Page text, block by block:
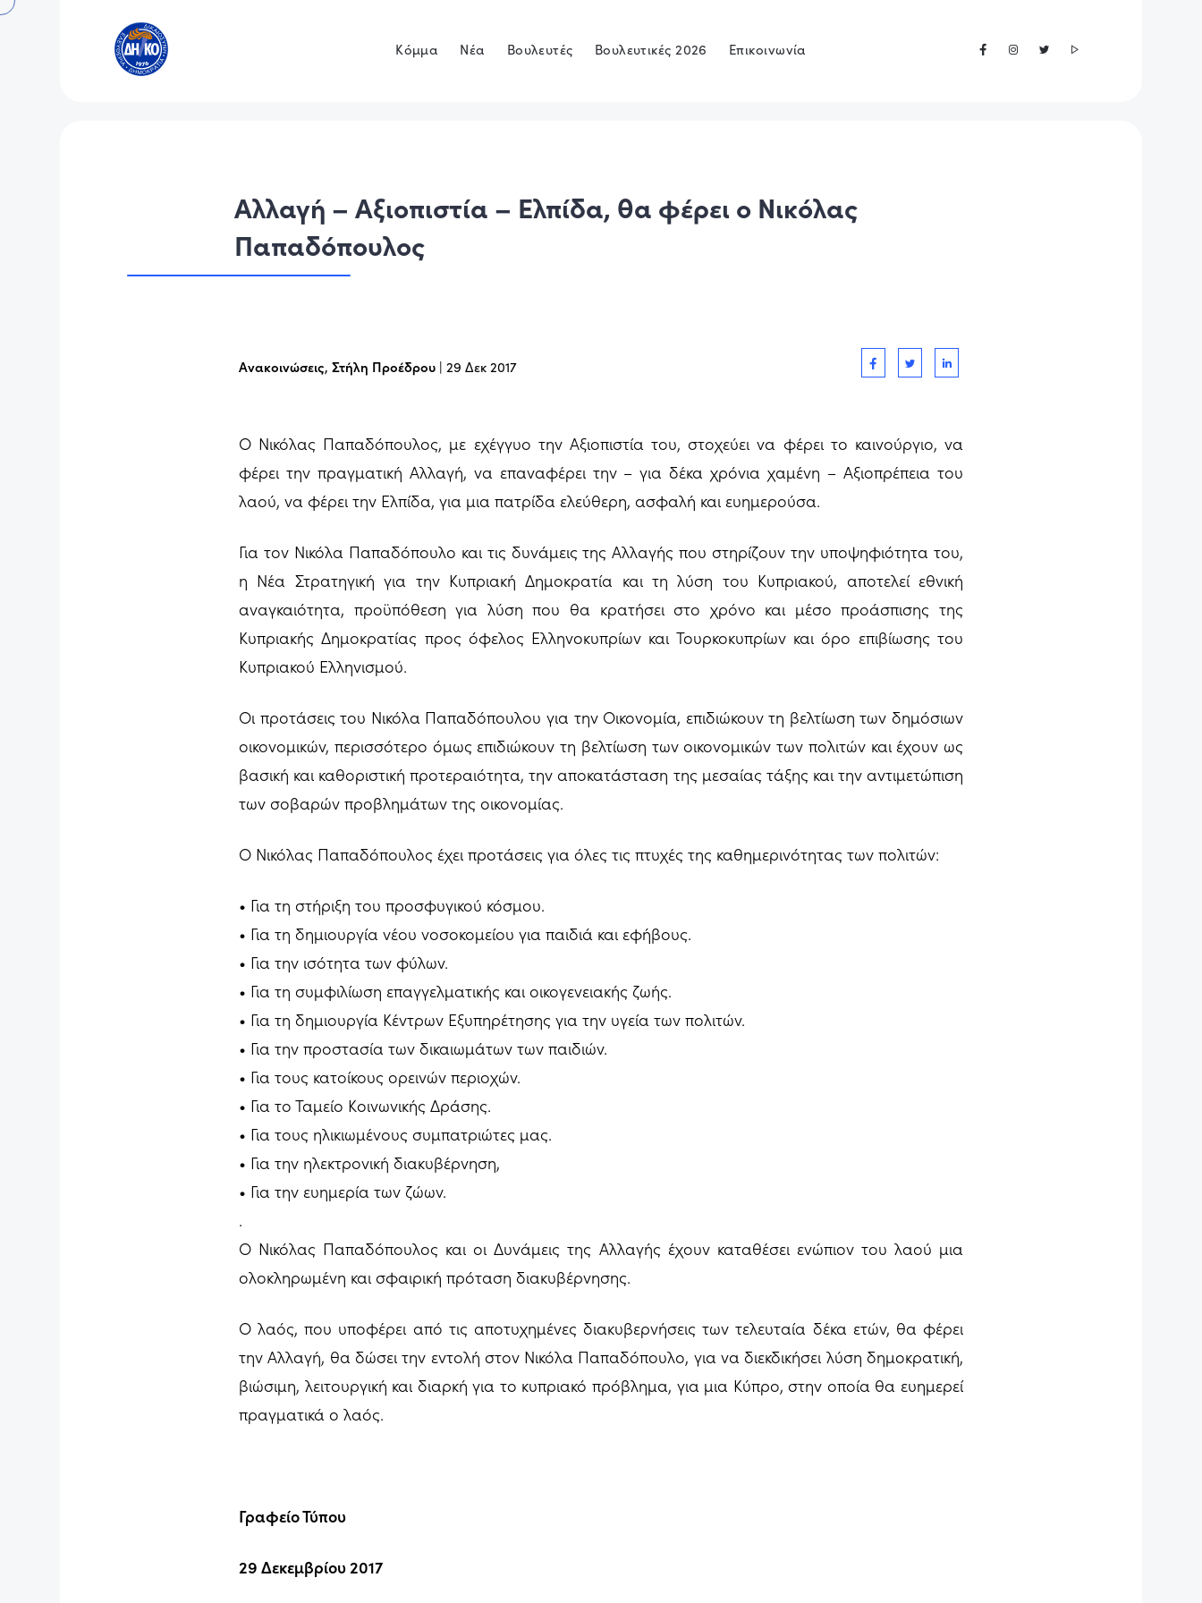
Κόμμα Νέα Βουλευτές Βουλευτικές 2026 Επικοινωνία
Αλλαγή – Αξιοπιστία – Ελπίδα, θα φέρει ο Νικόλας
Παπαδόπουλος
Ανακοινώσεις, Στήλη Προέδρου | 29 Δεκ 2017
Ο Νικόλας Παπαδόπουλος, με εχέγγυο την Αξιοπιστία του, στοχεύει να φέρει το καινούργιο, να
φέρει την πραγματική Αλλαγή, να επαναφέρει την – για δέκα χρόνια χαμένη – Αξιοπρέπεια του
λαού, να φέρει την Ελπίδα, για μια πατρίδα ελεύθερη, ασφαλή και ευημερούσα.
Για τον Νικόλα Παπαδόπουλο και τις δυνάμεις της Αλλαγής που στηρίζουν την υποψηφιότητα του,
η Νέα Στρατηγική για την Κυπριακή Δημοκρατία και τη λύση του Κυπριακού, αποτελεί εθνική
αναγκαιότητα, προϋπόθεση για λύση που θα κρατήσει στο χρόνο και μέσο προάσπισης της
Κυπριακής Δημοκρατίας προς όφελος Ελληνοκυπρίων και Τουρκοκυπρίων και όρο επιβίωσης του
Κυπριακού Ελληνισμού.
Οι προτάσεις του Νικόλα Παπαδόπουλου για την Οικονομία, επιδιώκουν τη βελτίωση των δημόσιων
οικονομικών, περισσότερο όμως επιδιώκουν τη βελτίωση των οικονομικών των πολιτών και έχουν ως
βασική και καθοριστική προτεραιότητα, την αποκατάσταση της μεσαίας τάξης και την αντιμετώπιση
των σοβαρών προβλημάτων της οικονομίας.
Ο Νικόλας Παπαδόπουλος έχει προτάσεις για όλες τις πτυχές της καθημερινότητας των πολιτών:
• Για τη στήριξη του προσφυγικού κόσμου.
• Για τη δημιουργία νέου νοσοκομείου για παιδιά και εφήβους.
• Για την ισότητα των φύλων.
• Για τη συμφιλίωση επαγγελματικής και οικογενειακής ζωής.
• Για τη δημιουργία Κέντρων Εξυπηρέτησης για την υγεία των πολιτών.
• Για την προστασία των δικαιωμάτων των παιδιών.
• Για τους κατοίκους ορεινών περιοχών.
• Για το Ταμείο Κοινωνικής Δράσης.
• Για τους ηλικιωμένους συμπατριώτες μας.
• Για την ηλεκτρονική διακυβέρνηση,
• Για την ευημερία των ζώων.
.
Ο Νικόλας Παπαδόπουλος και οι Δυνάμεις της Αλλαγής έχουν καταθέσει ενώπιον του λαού μια
ολοκληρωμένη και σφαιρική πρόταση διακυβέρνησης.
Ο λαός, που υποφέρει από τις αποτυχημένες διακυβερνήσεις των τελευταία δέκα ετών, θα φέρει
την Αλλαγή, θα δώσει την εντολή στον Νικόλα Παπαδόπουλο, για να διεκδικήσει λύση δημοκρατική,
βιώσιμη, λειτουργική και διαρκή για το κυπριακό πρόβλημα, για μια Κύπρο, στην οποία θα ευημερεί
πραγματικά ο λαός.
Γραφείο Τύπου
29 Δεκεμβρίου 2017